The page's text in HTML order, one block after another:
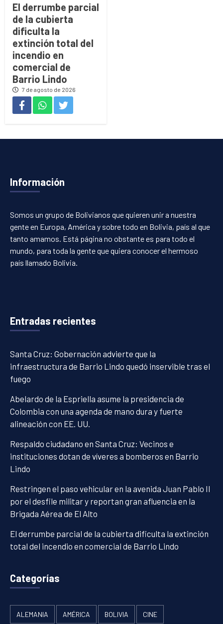
El derrumbe parcial
de la cubierta
dificulta la
extinción total del
incendio en
comercial de
Barrio Lindo
7 de agosto de 2026
Información
Somos un grupo de Bolivianos que quieren unir a nuestra
gente en Europa, América y sobre todo en Bolivia, país al que
tanto amamos. Está página no obstante es para todo el
mundo, para toda la gente que quiera conocer el hermoso
país llamado Bolivia.
Entradas recientes
Santa Cruz: Gobernación advierte que la
infraestructura de Barrio Lindo quedó inservible tras el
fuego
Abelardo de la Espriella asume la presidencia de
Colombia con una agenda de mano dura y fuerte
alineación con EE. UU.
Respaldo ciudadano en Santa Cruz: Vecinos e
instituciones dotan de víveres a bomberos en Barrio
Lindo
Restringen el paso vehicular en la avenida Juan Pablo II
por el desfile militar y reportan gran afluencia en la
Brigada Aérea de El Alto
El derrumbe parcial de la cubierta dificulta la extinción
total del incendio en comercial de Barrio Lindo
Categorías
ALEMANIA AMÉRICA BOLIVIA CINE